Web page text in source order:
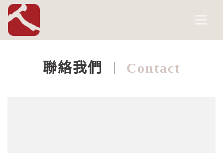
國家人權博物館
網頁導覽
聯絡我們 Contact